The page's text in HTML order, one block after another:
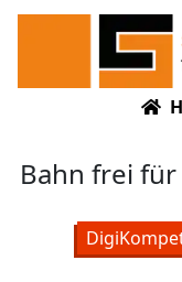
Bahn frei